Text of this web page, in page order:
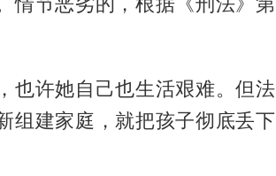
也许她自己也生活艰难。但法
组建家庭，就把孩子彻底丢下